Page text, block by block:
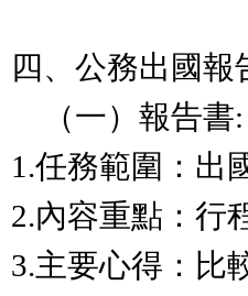
四、公務出國報
（一）報告書:
1.任務範圍：出
2.內容重點：行
3.主要心得：比